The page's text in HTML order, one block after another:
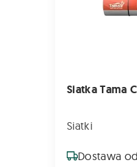
Siatka Tama
Siatki
Dostawa